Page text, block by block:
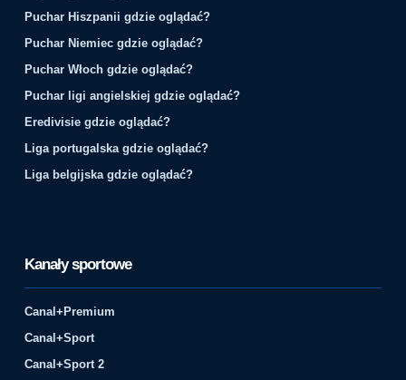
Puchar Hiszpanii gdzie oglądać?
Puchar Niemiec gdzie oglądać?
Puchar Włoch gdzie oglądać?
Puchar ligi angielskiej gdzie oglądać?
Eredivisie gdzie oglądać?
Liga portugalska gdzie oglądać?
Liga belgijska gdzie oglądać?
Kanały sportowe
Canal+Premium
Canal+Sport
Canal+Sport 2